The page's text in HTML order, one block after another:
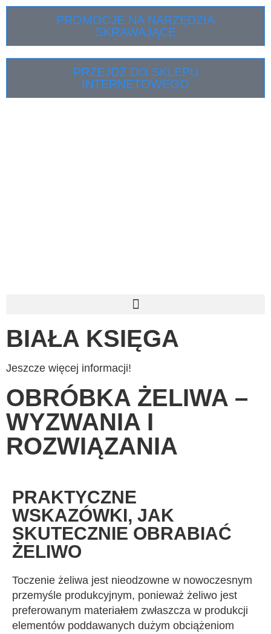
PROMOCJE NA NARZĘDZIA
SKRAWAJĄCE
PRZEJDŹ DO SKLEPU
INTERNETOWEGO
BIAŁA KSIĘGA
Jeszcze więcej informacji!
OBRÓBKA ŻELIWA –
WYZWANIA I
ROZWIĄZANIA
PRAKTYCZNE
WSKAZÓWKI, JAK
SKUTECZNIE OBRABIAĆ
ŻELIWO
Toczenie żeliwa jest nieodzowne w nowoczesnym
przemyśle produkcyjnym, ponieważ żeliwo jest
preferowanym materiałem zwłaszcza w produkcji
elementów poddawanych dużym obciążeniom